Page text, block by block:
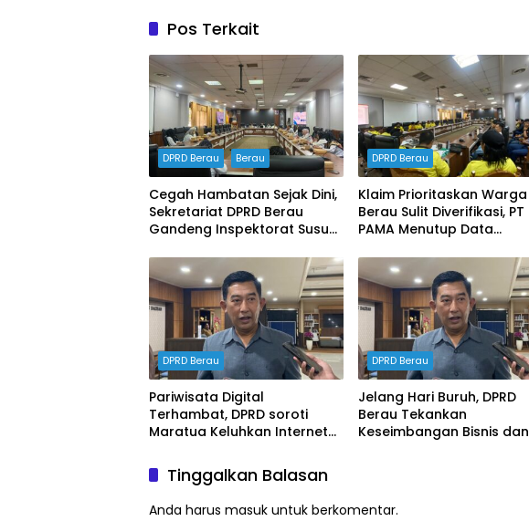
Pos Terkait
DPRD Berau Berau
Cegah Hambatan Sejak Dini,
Sekretariat DPRD Berau
Gandeng Inspektorat Susun
Tahun 2026
DPRD Berau
Klaim Prioritaskan Warga
Berau Sulit Diverifikasi, PT
PAMA Menutup Data
DPRD
DPRD Berau
Pariwisata Digital
Terhambat, DPRD soroti
Maratua Keluhkan Internet
DPRD Berau
Jelang Hari Buruh, DPRD
Berau Tekankan
Keseimbangan Bisnis dan
Tinggalkan Balasan
Anda harus masuk untuk berkomentar.